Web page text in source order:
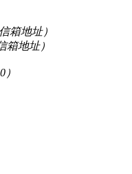
箱地址）
箱地址）